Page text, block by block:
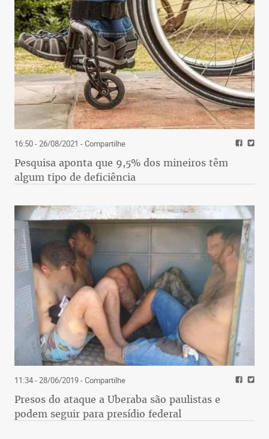
16:50 - 26/08/2021 - Compartilhe
Pesquisa aponta que 9,5% dos mineiros têm
algum tipo de deficiência
11:34 - 28/06/2019- Compartilhe
Presos do ataque a Uberaba são paulistas e
podem seguir para presídio federal